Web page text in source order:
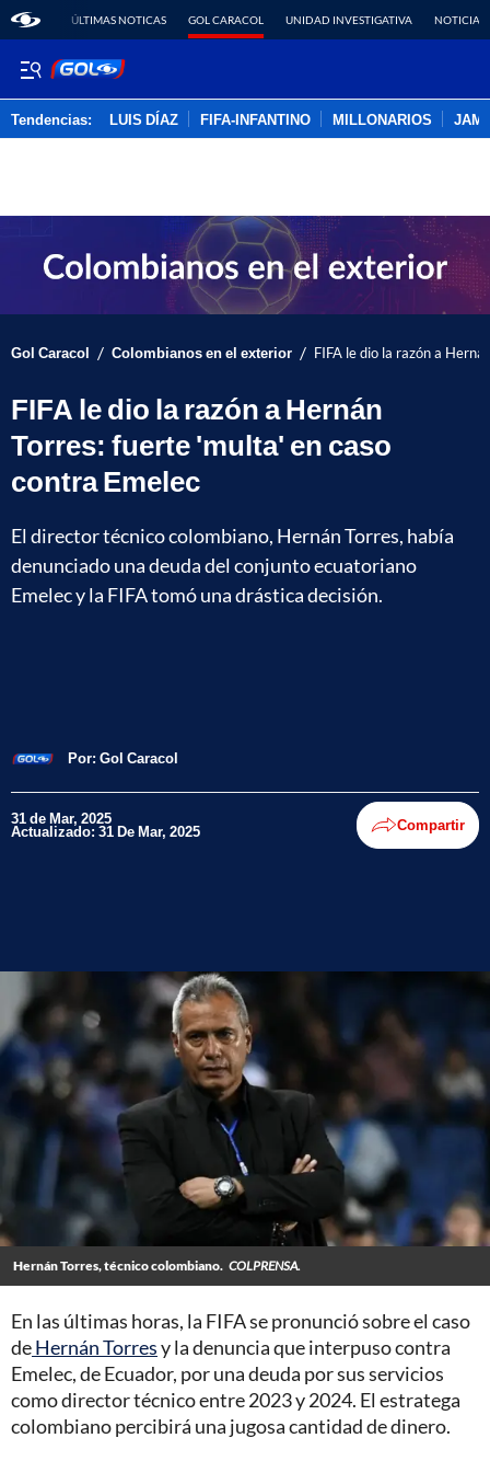
ÚLTIMAS NOTICAS GOL CARACOL UNIDAD INVESTIGATIVA NOTICIAS
Tendencias: LUIS DÍAZ FIFA-INFANTINO MILLONARIOS
Gol Caracol / Colombianos en el exterior / FIFA le dio la razón a
FIFA le dio la razón a Hernán
Torres: fuerte 'multa' en caso
contra Emelec
El director técnico colombiano, Hernán Torres, había
denunciado una deuda del conjunto ecuatoriano
Emelec y la FIFA tomó una drástica decisión.
Por: Gol Caracol
31 de Mar, 2025
Actualizado: 31 De Mar, 2025 Compartir
Hernán Torres, técnico colombiano. COLPRENSA.
En las últimas horas, la FIFA se pronunció sobre el caso
deHernán Torresy la denuncia que interpuso contra
Emelec, de Ecuador, por una deuda por sus servicios
como director técnico entre 2023 y 2024. El estratega
colombiano percibirá una jugosa cantidad de dinero.